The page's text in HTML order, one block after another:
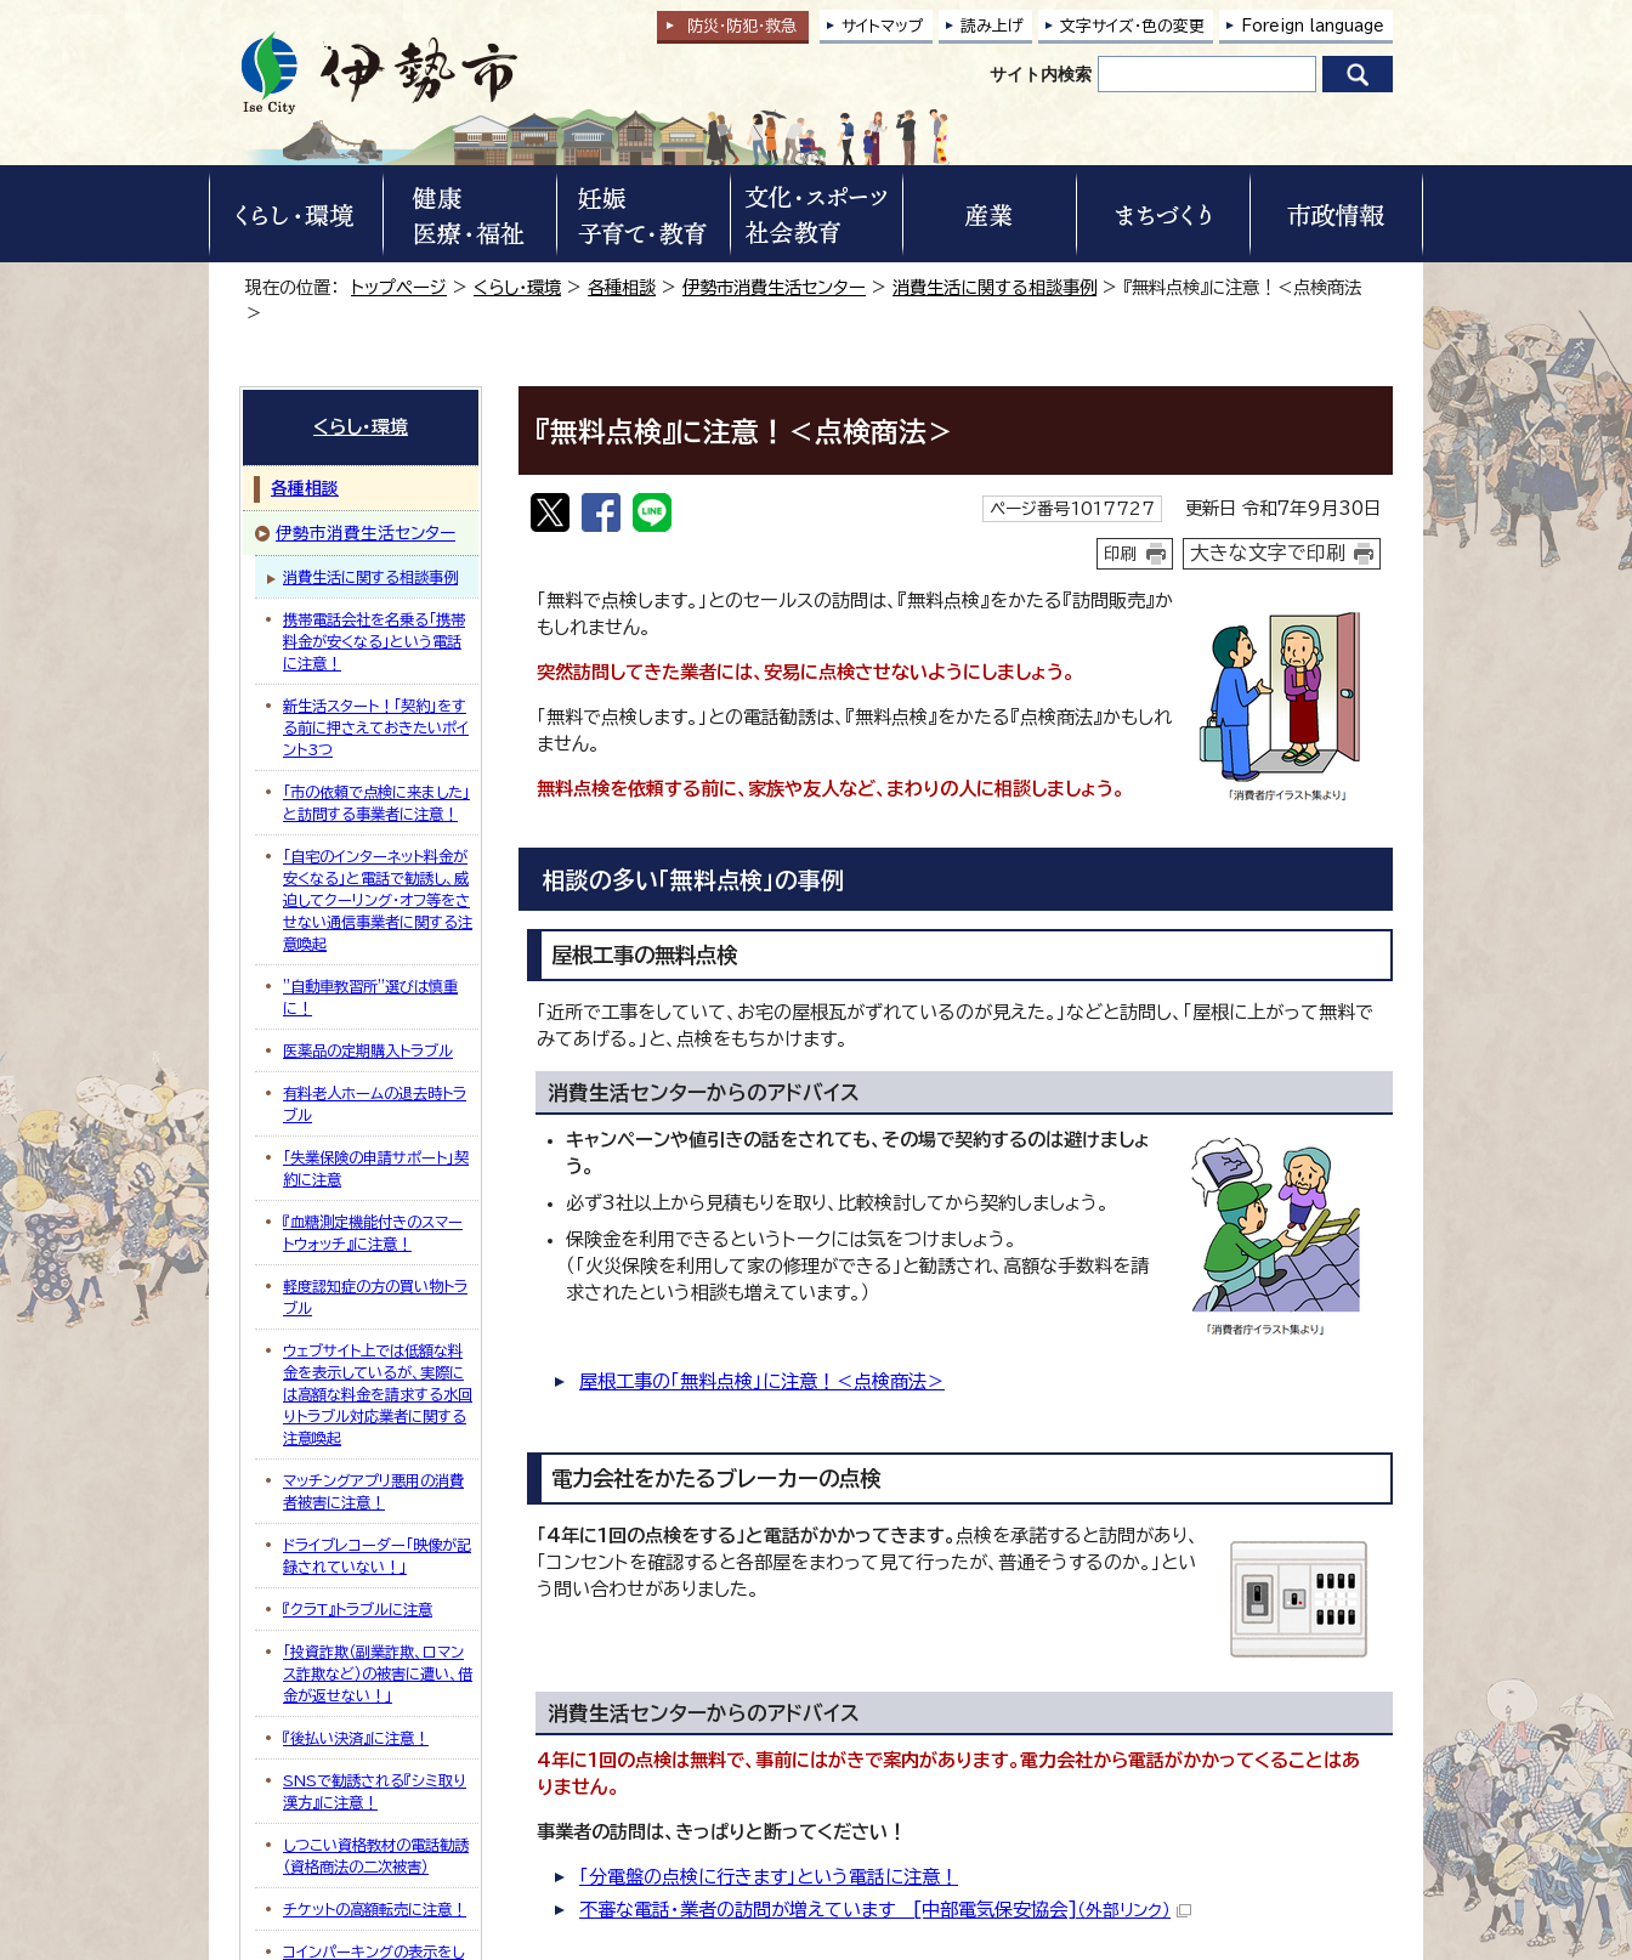
防災・防犯・救急 サイトマップ 読み上げ 文字サイズ・色の変更 Foreign language
サイト内検索
現在の位置： トップページ > くらし・環境 > 各種相談 > 伊勢市消費生活センター > 消費生活に関する相談事例 > 『無料点検』に注意！＜点検商法
＞
『無料点検』に注意！＜点検商法＞
ページ番号1017727 更新日 令和7年9月30日
印刷 大きな文字で印刷
「無料で点検します。」とのセールスの訪問は、『無料点検』をかたる『訪問販売』か
もしれません。
突然訪問してきた業者には、安易に点検させないようにしましょう。
「無料で点検します。」との電話勧誘は、『無料点検』をかたる『点検商法』かもしれ
ません。
無料点検を依頼する前に、家族や友人など、まわりの人に相談しましょう。
相談の多い「無料点検」の事例
屋根工事の無料点検
「近所で工事をしていて、お宅の屋根瓦がずれているのが見えた。」などと訪問し、「屋根に上がって無料で
みてあげる。」と、点検をもちかけます。
消費生活センターからのアドバイス
キャンペーンや値引きの話をされても、その場で契約するのは避けましょ
う。
必ず3社以上から見積もりを取り、比較検討してから契約しましょう。
保険金を利用できるというトークには気をつけましょう。
（「火災保険を利用して家の修理ができる」と勧誘され、高額な手数料を請
求されたという相談も増えています。）
屋根工事の「無料点検」に注意！＜点検商法＞
電力会社をかたるブレーカーの点検
「4年に1回の点検をする」と電話がかかってきます。 点検を承諾すると訪問があり、
「コンセントを確認すると各部屋をまわって見て行ったが、普通そうするのか。」とい
う問い合わせがありました。
消費生活センターからのアドバイス
4年に1回の点検は無料で、事前にはがきで案内があります。電力会社から電話がかかってくることはあ
りません。
事業者の訪問は、きっぱりと断ってください！
「分電盤の点検に行きます」という電話に注意！
不審な電話・業者の訪問が増えています [中部電気保安協会]
（外部リンク）
くらし・環境
各種相談
伊勢市消費生活センター
消費生活に関する相談事例
携帯電話会社を名乗る「携帯
料金が安くなる」という電話
に注意！
新生活スタート！「契約」をす
る前に押さえておきたいポイ
ント3つ
「市の依頼で点検に来ました」
と訪問する事業者に注意！
「自宅のインターネット料金が
安くなる」と電話で勧誘し、威
迫してクーリング・オフ等をさ
せない通信事業者に関する注
意喚起
”自動車教習所”選びは慎重
に！
医薬品の定期購入トラブル
有料老人ホームの退去時トラ
ブル
「失業保険の申請サポート」契
約に注意
『血糖測定機能付きのスマー
トウォッチ』に注意！
軽度認知症の方の買い物トラ
ブル
ウェブサイト上では低額な料
金を表示しているが、実際に
は高額な料金を請求する水回
りトラブル対応業者に関する
注意喚起
マッチングアプリ悪用の消費
者被害に注意！
ドライブレコーダー「映像が記
録されていない！」
『クラT』トラブルに注意
「投資詐欺（副業詐欺、ロマン
ス詐欺など）の被害に遭い、借
金が返せない！」
『後払い決済』に注意！
SNSで勧誘される『シミ取り
漢方』に注意！
しつこい資格教材の電話勧誘
（資格商法の二次被害）
チケットの高額転売に注意！
コインパーキングの表示をし